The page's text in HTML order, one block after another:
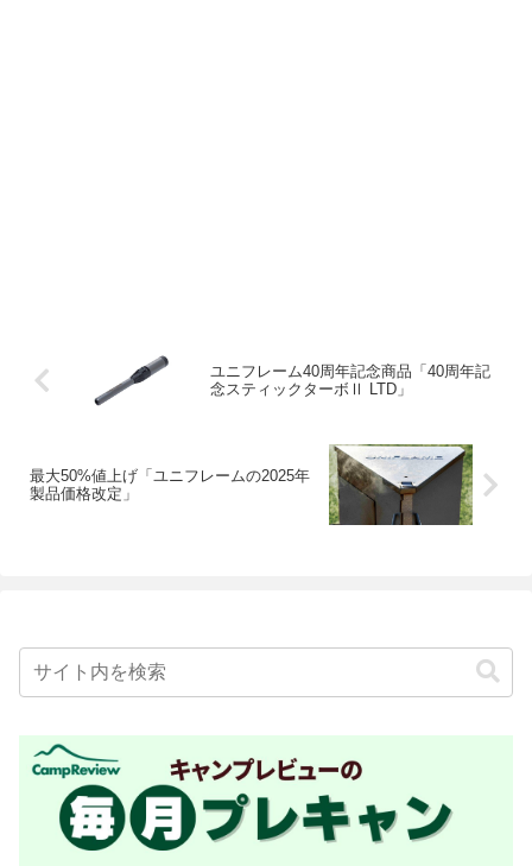
ユニフレーム40周年記念商品「40周年記
念スティックターボⅡ LTD」
最大50%値上げ「ユニフレームの2025年
製品価格改定」